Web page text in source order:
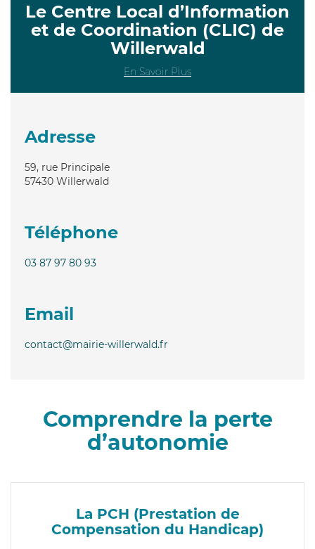
Le Centre Local d’Information
et de Coordination (CLIC) de
Willerwald
En Savoir Plus
Adresse
59, rue Principale
57430 Willerwald
Téléphone
03 87 97 80 93
Email
contact@mairie-willerwald.fr
Comprendre la perte
d’autonomie
La PCH (Prestation de
Compensation du Handicap)